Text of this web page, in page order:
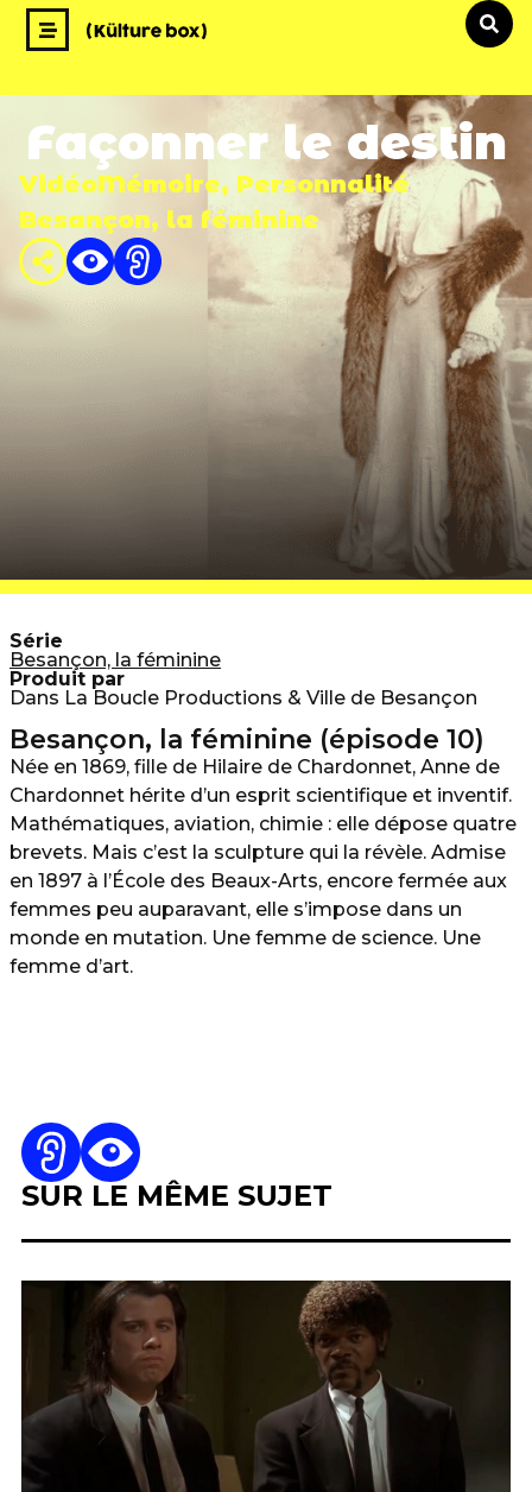
VidéoMémoire, Personnalité
Besançon, la féminine
Façonner le destin
Besançon, la féminine (épisode 10)
Née en 1869, fille de Hilaire de Chardonnet, Anne de
Chardonnet hérite d’un esprit scientifique et inventif.
Mathématiques, aviation, chimie : elle dépose quatre
brevets. Mais c’est la sculpture qui la révèle. Admise
en 1897 à l’École des Beaux-Arts, encore fermée aux
femmes peu auparavant, elle s’impose dans un
monde en mutation. Une femme de science. Une
femme d’art.
Série
Besançon, la féminine
Produit par
Dans La Boucle Productions & Ville de Besançon
SUR LE MÊME SUJET